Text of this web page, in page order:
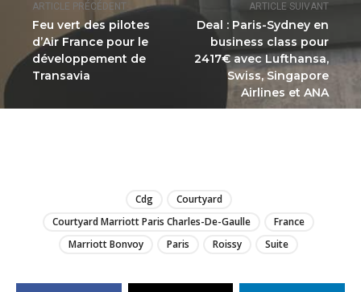
ARTICLE PRÉCÉDENT
Feu vert des pilotes
d’Air France pour le
développement de
Transavia
ARTICLE SUIVANT
Deal : Paris-Sydney en
business class pour
2417€ avec Lufthansa,
Swiss, Singapore
Airlines et ANA
Cdg
Courtyard
Courtyard Marriott Paris Charles-De-Gaulle
France
Marriott Bonvoy
Paris Roissy Suite